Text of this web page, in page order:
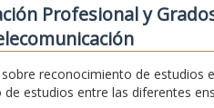
Profesional y
reconocimiento de estudios
estudios entre las diferentes